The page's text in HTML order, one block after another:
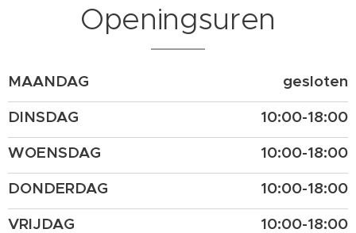
Openingsuren
MAANDAG
gesloten
DINSDAG
10:00-18:00
WOENSDAG
10:00-18:00
DONDERDAG
10:00-18:00
VRIJDAG
10:00-18:00